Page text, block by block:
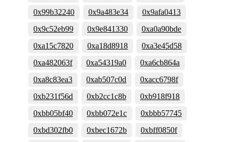
0x99b32240
0x9a483e34
0x9afa0413
0x9c52eb99
0x9e841330
0xa0a90bde
0xa15c7820
0xa18d8918
0xa3e45d58
0xa482063f
0xa54319a0
0xa6cb864a
0xa8c83ea3
0xab507c0d
0xacc6798f
0xb231f56d
0xb2cc1c8b
0xb918f918
0xbb05bf40
0xbb072e1c
0xbbb57745
0xbd302fb0
0xbec1672b
0xbff0850f